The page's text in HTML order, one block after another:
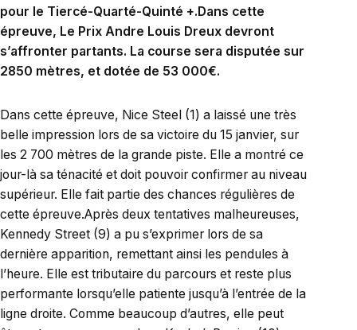
pour le Tiercé-Quarté-Quinté +.Dans cette
épreuve, Le Prix Andre Louis Dreux devront
s’affronter partants. La course sera disputée sur
2850 mètres, et dotée de 53 000€.
Dans cette épreuve, Nice Steel (1) a laissé une très
belle impression lors de sa victoire du 15 janvier, sur
les 2 700 mètres de la grande piste. Elle a montré ce
jour-là sa ténacité et doit pouvoir confirmer au niveau
supérieur. Elle fait partie des chances régulières de
cette épreuve.Après deux tentatives malheureuses,
Kennedy Street (9) a pu s’exprimer lors de sa
dernière apparition, remettant ainsi les pendules à
l’heure. Elle est tributaire du parcours et reste plus
performante lorsqu’elle patiente jusqu’à l’entrée de la
ligne droite. Comme beaucoup d’autres, elle peut